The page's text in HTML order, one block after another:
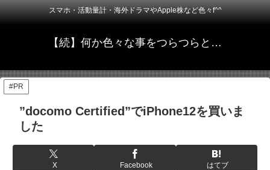
スマホ・活動量計・海外ドラマやApple株など色々f^^
【続】何か色々な事をつらつらと…
#PR
”docomo Certified”でiPhone12を買いま
した
X Facebook はてブ